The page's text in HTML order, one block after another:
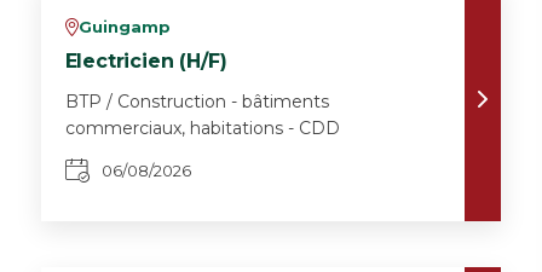
vGuingamp
Electricien (H/F)
BTP / Construction - bâtiments
commerciaux, habitations - CDD
06/08/2026